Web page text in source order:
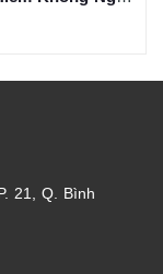
21, Q. Bình